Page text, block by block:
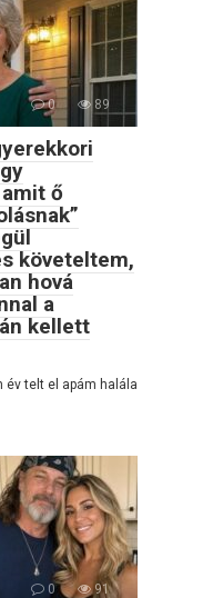
0 89
ő
követeltem,
hová
a
kellett
év telt el apám halála
0 91